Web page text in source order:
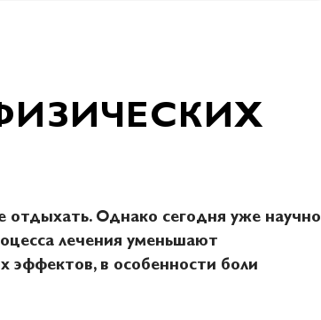
отдыхать. Однако сегодня уже научно
лечения уменьшают
эффектов, в особенности боли